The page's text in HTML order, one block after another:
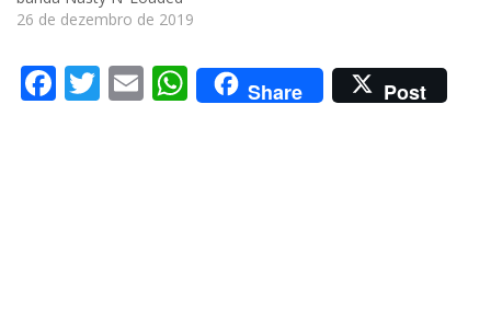
26 de dezembro de 2019
Facebook
Twitter
EmailWhatsApp
Share Post